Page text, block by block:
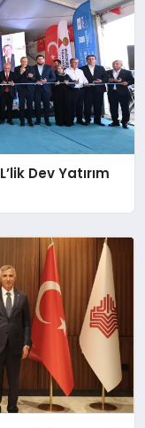
Dev Yatırım